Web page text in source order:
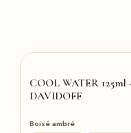
COOL WATER 125ml
DAVIDOFF
Boisé ambré